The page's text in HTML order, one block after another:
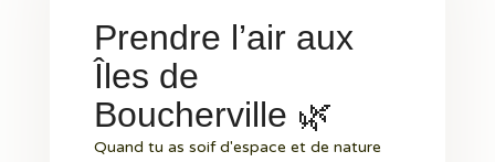
Prendre l’air aux
Îles de
Boucherville 🌿
Quand tu as soif d'espace et de nature